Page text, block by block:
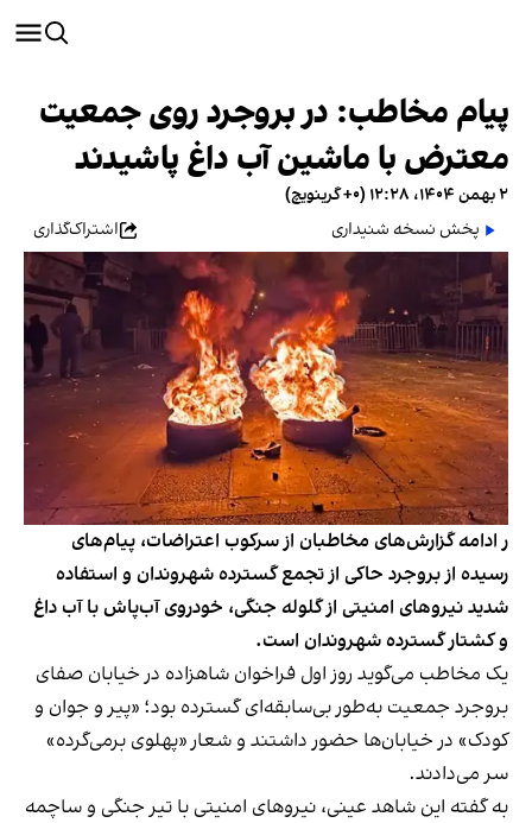
پیام مخاطب: در بروجرد روی جمعیت
معترض با ماشین آب داغ پاشیدند
۲ بهمن ۱۴۰۴، ۱۲:۲۸ (‎+۰ گرینویچ)
پخش نسخه شنیداری
اشتراک‌گذاری
ر ادامه گزارش‌های مخاطبان از سرکوب اعتراضات، پیام‌های
رسیده از بروجرد حاکی از تجمع گسترده شهروندان و استفاده
شدید نیروهای امنیتی از گلوله جنگی، خودروی آب‌پاش با آب داغ
و کشتار گسترده شهروندان است.
یک مخاطب می‌گوید روز اول فراخوان شاهزاده در خیابان صفای
بروجرد جمعیت به‌طور بی‌سابقه‌ای گسترده بود؛ «پیر و جوان و
کودک» در خیابان‌ها حضور داشتند و شعار «پهلوی برمی‌گرده»
سر می‌دادند.
به گفته این شاهد عینی، نیروهای امنیتی با تیر جنگی و ساچمه